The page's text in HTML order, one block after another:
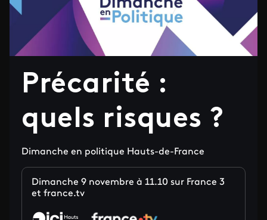
Précarité :
quels risques ?
Dimanche en politique Hauts-de-France
Dimanche 9 novembre à 11.10 sur France 3
et france.tv